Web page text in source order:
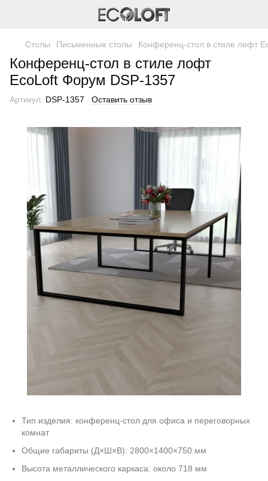
Столы Письменные столы Конференц-стол в стиле лофт
Конференц-стол в стиле лофт
EcoLoft Форум DSP-1357
Артикул: DSP-1357 Оставить отзыв
Тип изделия: конференц-стол для офиса и переговорных
комнат
Общие габариты (Д×Ш×В): 2800×1400×750 мм
Высота металлического каркаса: около 718 мм